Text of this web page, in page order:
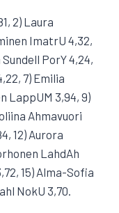
2) Laura
ImatrU 4,32,
PorY 4,24,
7) Emilia
LappUM 3,94, 9)
Ahmavuori
12) Aurora
LahdAh
15) Alma-Sofia
NokU 3,70.